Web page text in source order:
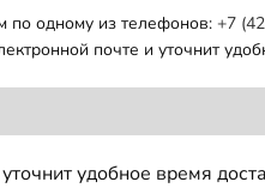
по одному из телефонов: +7
почте и уточнит
удобное время